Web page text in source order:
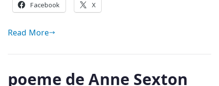
Facebook X
Read More
poeme de Anne Sexton